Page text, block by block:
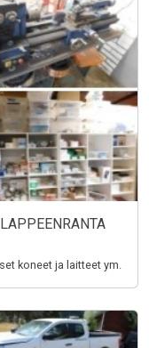
koneet ja laitteet ym.